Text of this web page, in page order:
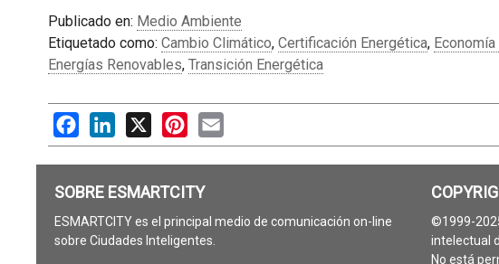
Publicado en: Medio Ambiente
Etiquetado como: Cambio Climático, Certificación Energética,
Energías Renovables, Transición Energética
FacebookLinkedIn
X PinterestEmail
SOBRE ESMARTCITY
ESMARTCITY es el principal medio de comunicación on-line
sobre Ciudades Inteligentes.
©1999-
intelectual
No está